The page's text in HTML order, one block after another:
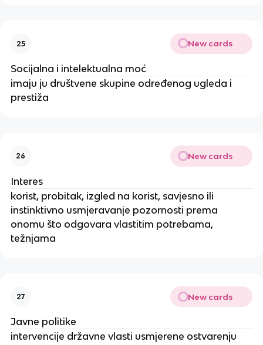
25 New cards
Socijalna i intelektualna moć
imaju ju društvene skupine određenog ugleda i
prestiža
26 New cards
Interes
korist, probitak, izgled na korist, savjesno ili
instinktivno usmjeravanje pozornosti prema
onomu što odgovara vlastitim potrebama,
težnjama
27 New cards
Javne politike
intervencije državne vlasti usmjerene ostvarenju